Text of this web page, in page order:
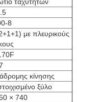
8
με πλευρικούς
κίνησης
ξύλο
× 740